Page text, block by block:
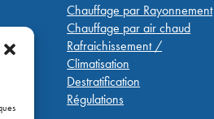
50
Chauffage par Rayonnement
Chauffage par air chaud
Rafraichissement /
Climatisation
Destratification
Régulations